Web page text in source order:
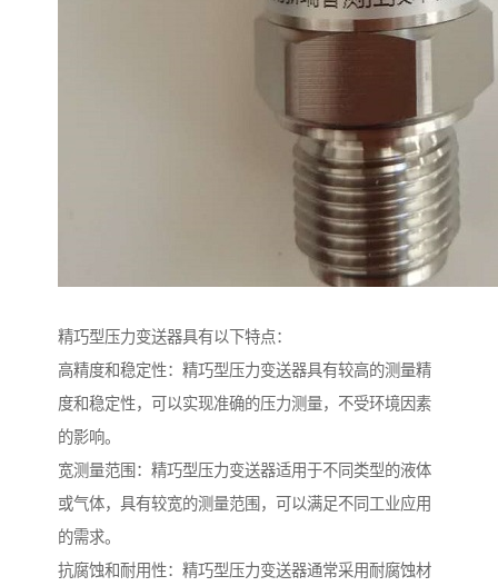
精巧型压力变送器具有以下特点：
高精度和稳定性：精巧型压力变送器具有较高的测量精
度和稳定性，可以实现准确的压力测量，不受环境因素
的影响。
宽测量范围：精巧型压力变送器适用于不同类型的液体
或气体，具有较宽的测量范围，可以满足不同工业应用
的需求。
抗腐蚀和耐用性：精巧型压力变送器通常采用耐腐蚀材